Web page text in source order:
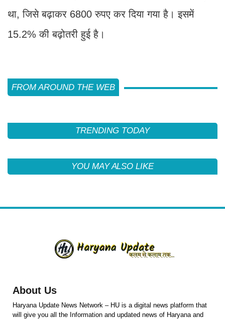
था, जिसे बढ़ाकर 6800 रुपए कर दिया गया है। इसमें
15.2% की बढ़ोतरी हुई है।
FROM AROUND THE WEB
TRENDING TODAY
YOU MAY ALSO LIKE
About Us
Haryana Update News Network – HU is a digital news platform that
will give you all the Information and updated news of Haryana and